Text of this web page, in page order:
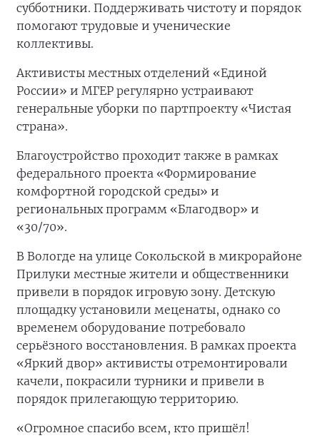
субботники. Поддерживать чистоту и порядок
помогают трудовые и ученические
коллективы.
Активисты местных отделений «Единой
России» и МГЕР регулярно устраивают
генеральные уборки по партпроекту «Чистая
страна».
Благоустройство проходит также в рамках
федерального проекта «Формирование
комфортной городской среды» и
региональных программ «Благодвор» и
«30/70».
В Вологде на улице Сокольской в микрорайоне
Прилуки местные жители и общественники
привели в порядок игровую зону. Детскую
площадку установили меценаты, однако со
временем оборудование потребовало
серьёзного восстановления. В рамках проекта
«Яркий двор» активисты отремонтировали
качели, покрасили турники и привели в
порядок прилегающую территорию.
«Огромное спасибо всем, кто пришёл!